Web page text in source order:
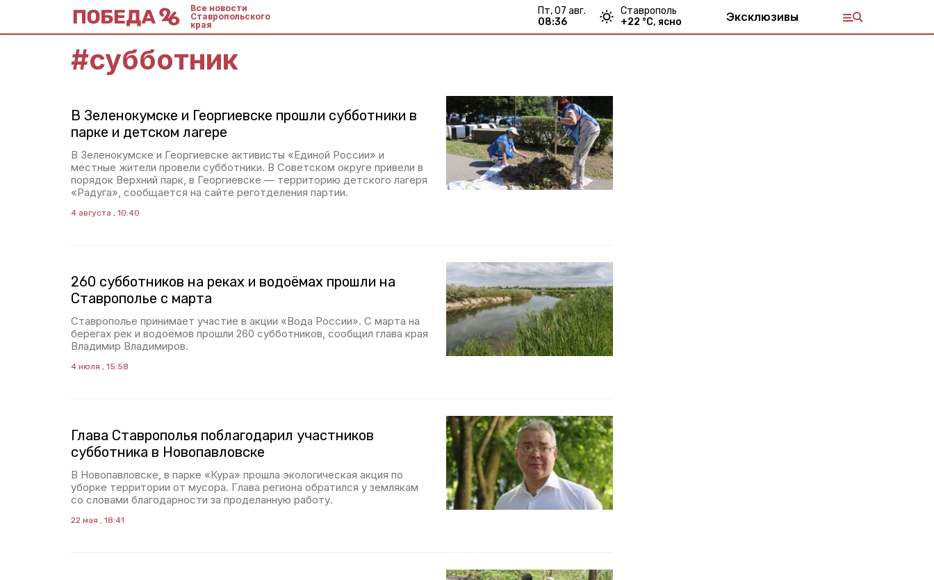
Все новости
Ставропольского
края
пт, 07 авг.
08:36
Ставрополь
+22 °С, ясно Эксклюзивы
#субботник
В Зеленокумске и Георгиевске прошли субботники в
парке и детском лагере
В Зеленокумске и Георгиевске активисты «Единой России» и
местные жители провели субботники. В Советском округе привели в
порядок Верхний парк, в Георгиевске — территорию детского лагеря
«Радуга», сообщается на сайте реготделения партии.
4 августа , 10:40
260 субботников на реках и водоёмах прошли на
Ставрополье с марта
Ставрополье принимает участие в акции «Вода России». С марта на
берегах рек и водоёмов прошли 260 субботников, сообщил глава края
Владимир Владимиров.
4 июля , 15:58
Глава Ставрополья поблагодарил участников
субботника в Новопавловске
В Новопавловске, в парке «Кура» прошла экологическая акция по
уборке территории от мусора. Глава региона обратился у землякам
со словами благодарности за проделанную работу.
22 мая , 18:41